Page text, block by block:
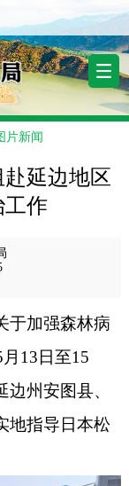
片新闻
延边地区
工作
于加强森林病
13日至15
州安图县、
地指导日本松